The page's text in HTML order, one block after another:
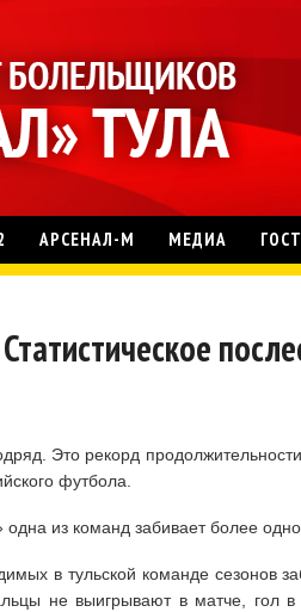
АРСЕНАЛ-М МЕДИА
Это рекорд
футбола.
из команд забивает более
в тульской команде сезонов
не выигрывают в матче, гол в